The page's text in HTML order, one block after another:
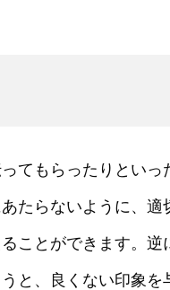
てもらったりといっ
たらないように、適
ことができます。逆
と、良くない印象を